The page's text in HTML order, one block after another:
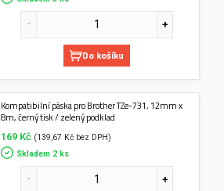
Do košíku
Kompatibilní páska pro Brother TZe-731, 12mm x
8m, černý tisk / zelený podklad
169 Kč (139,67 Kč bez DPH)
Skladem 2 ks